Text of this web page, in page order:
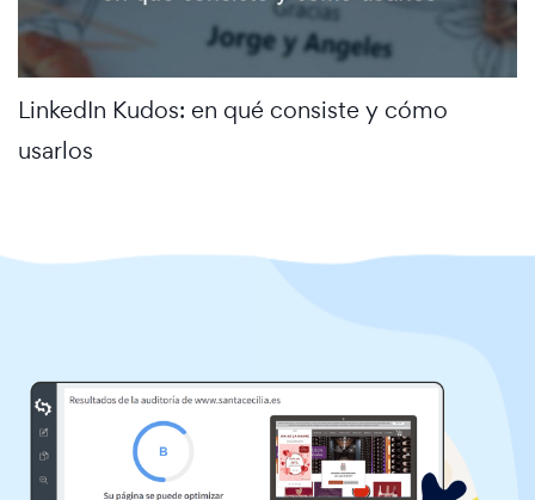
LinkedIn Kudos: en qué consiste y cómo
usarlos